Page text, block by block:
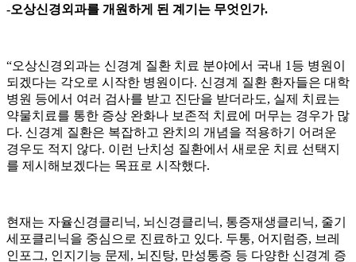
-오상신경외과를 개원하게 된 계기는 무엇인가.
“오상신경외과는 신경계 질환 치료 분야에서 국내 1등 병원이
되겠다는 각오로 시작한 병원이다. 신경계 질환 환자들은 대학
병원 등에서 여러 검사를 받고 진단을 받더라도, 실제 치료는
약물치료를 통한 증상 완화나 보존적 치료에 머무는 경우가 많
다. 신경계 질환은 복잡하고 완치의 개념을 적용하기 어려운
경우도 적지 않다. 이런 난치성 질환에서 새로운 치료 선택지
를 제시해보겠다는 목표로 시작했다.
현재는 자율신경클리닉, 뇌신경클리닉, 통증재생클리닉, 줄기
세포클리닉을 중심으로 진료하고 있다. 두통, 어지럼증, 브레
인포그, 인지기능 문제, 뇌진탕, 만성통증 등 다양한 신경계 증